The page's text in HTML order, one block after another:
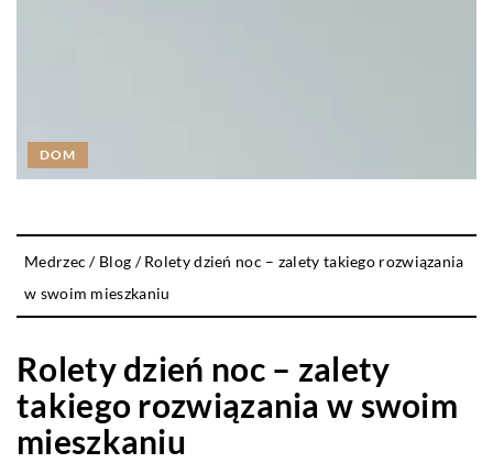
DOM
Medrzec / Blog /Rolety dzień noc – zalety takiego rozwiązania
w swoim mieszkaniu
Rolety dzień noc – zalety
takiego rozwiązania w swoim
mieszkaniu